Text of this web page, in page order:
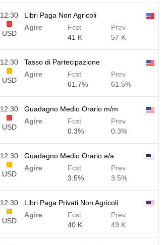
12:30
USD
Libri Paga Non Agricoli
Agire
Fcst
41 K
Prev
57 K
12:30
USD
Tasso di Partecipazione
Agire
Fcst
61.7%
Prev
61.5%
12:30
USD
Guadagno Medio Orario m/m
Agire
Fcst
0.3%
Prev
0.3%
12:30
USD
Guadagno Medio Orario a/a
Agire
Fcst
3.5%
Prev
3.5%
12:30
USD
Libri Paga Privati Non Agricoli
Agire
Fcst
40 K
Prev
49 K